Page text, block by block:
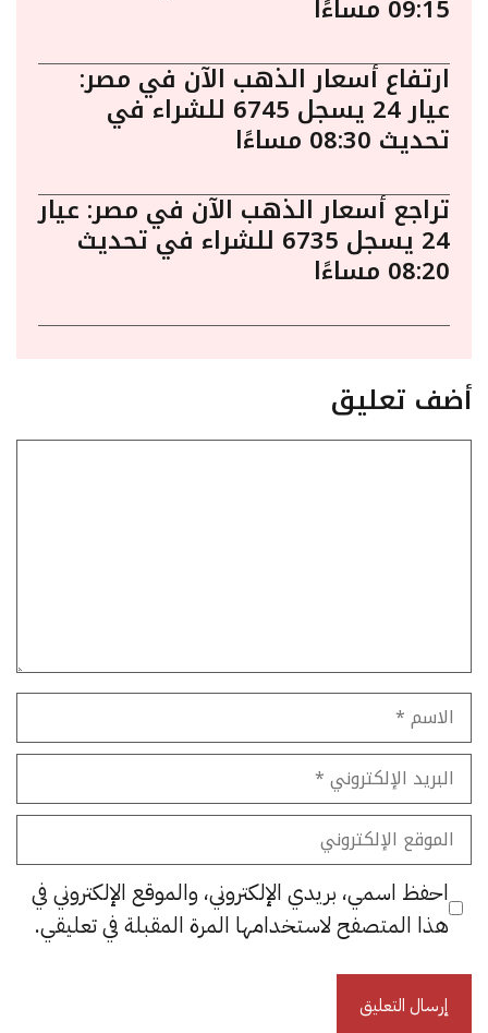
09:15 مساءًا
ارتفاع أسعار الذهب الآن في مصر:
عيار 24 يسجل 6745 للشراء في
تحديث 08:30 مساءًا
تراجع أسعار الذهب الآن في مصر: عيار
24 يسجل 6735 للشراء في تحديث
08:20 مساءًا
أضف تعليق
الاسم
البريد
الإلكتروني
الموقع
الإلكتروني
احفظ اسمي، بريدي الإلكتروني، والموقع الإلكتروني في
هذا المتصفح لاستخدامها المرة المقبلة في تعليقي.